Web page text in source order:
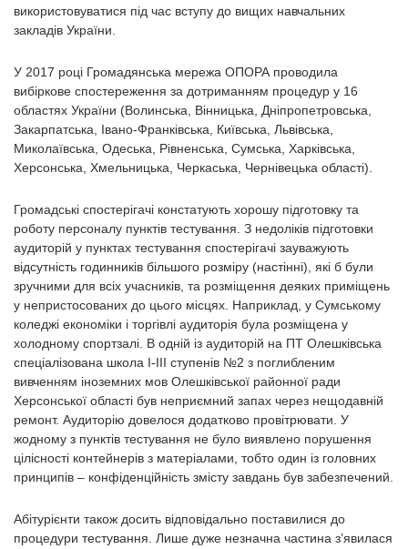
використовуватися під час вступу до вищих навчальних
закладів України.
У 2017 році Громадянська мережа ОПОРА проводила
вибіркове спостереження за дотриманням процедур у 16
областях України (Волинська, Вінницька, Дніпропетровська,
Закарпатська, Івано-Франківська, Київська, Львівська,
Миколаївська, Одеська, Рівненська, Сумська, Харківська,
Херсонська, Хмельницька, Черкаська, Чернівецька області).
Громадські спостерігачі констатують хорошу підготовку та
роботу персоналу пунктів тестування. З недоліків підготовки
аудиторій у пунктах тестування спостерігачі зауважують
відсутність годинників більшого розміру (настінні), які б були
зручними для всіх учасників, та розміщення деяких приміщень
у непристосованих до цього місцях. Наприклад, у Сумському
коледжі економіки і торгівлі аудиторія була розміщена у
холодному спортзалі. В одній із аудиторій на ПТ Олешківська
спеціалізована школа І-ІІІ ступенів №2 з поглибленим
вивченням іноземних мов Олешківської районної ради
Херсонської області був неприємний запах через нещодавній
ремонт. Аудиторію довелося додатково провітрювати. У
жодному з пунктів тестування не було виявлено порушення
цілісності контейнерів з матеріалами, тобто один із головних
принципів – конфіденційність змісту завдань був забезпечений.
Абітурієнти також досить відповідально поставилися до
процедури тестування. Лише дуже незначна частина з’явилася